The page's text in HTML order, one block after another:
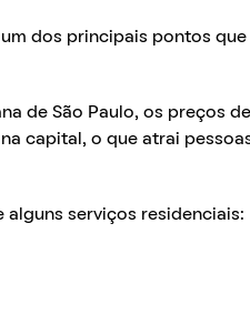
dos principais pontos
de São Paulo, os preços
capital, o que atrai
alguns serviços residenciais: